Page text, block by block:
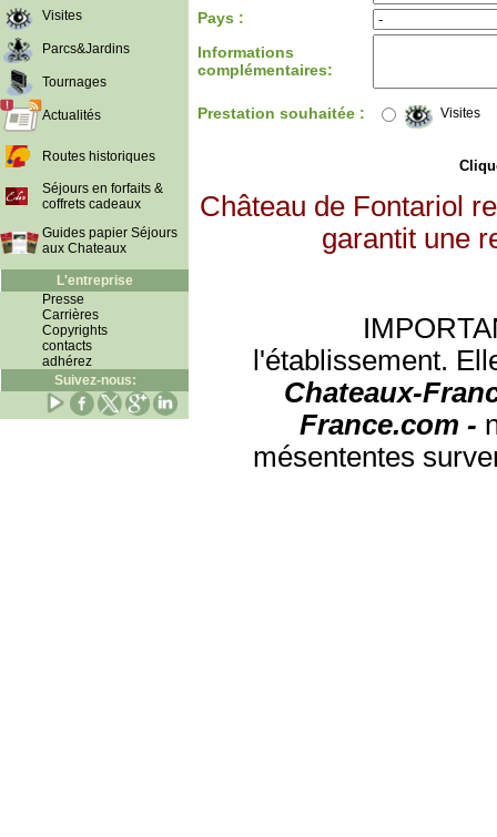
Visites
Parcs&Jardins
Tournages
Actualités
Routes historiques
Séjours en forfaits &
coffrets cadeaux
Guides papier Séjours
aux Chateaux
L'entreprise
Presse
Carrières
Copyrights
contacts
adhérez
Suivez-nous:
Pays :
Informations
complémentaires:
Prestation souhaitée : Visites
Château de Fontariol
garantit une
l'établissement.
Chateaux-
France.com -
mésententes